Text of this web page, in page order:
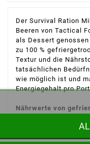
Der Survival Ration
Beeren von Tactical
als Dessert
zu 100 %
Textur und die
tatsächlichen
wie möglich ist und
Energiegehalt pro
Nährwerte von
von Tactical